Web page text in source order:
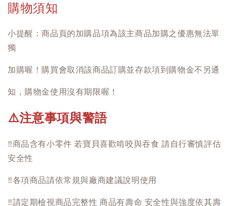
購物須知
小提醒：商品頁的加購品項為該主商品加購之優惠無法單
獨
加購喔！購買會取消該商品訂購並存款項到購物金不另通
知，購物金使用沒有期限喔！
⚠️注意事項與警語
‼️商品含有小零件 若寶貝喜歡啃咬與吞食 請自行審慎評估
安全性
‼️各項商品請依常規與廠商建議說明使用
‼️請定期檢視商品完整性 商品有壽命 安全性與強度依其壽